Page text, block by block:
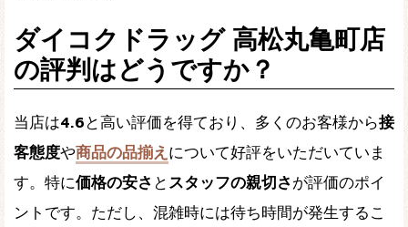
ダイコクドラッグ 高松丸亀町店
の評判はどうですか？
当店は4.6 と高い評価を得ており、多くのお客様から接
客態度や商品の品揃え について好評をいただいていま
す。特に価格の安さ と スタッフの親切さが評価のポイ
ントです。ただし、混雑時には待ち時間が発生するこ